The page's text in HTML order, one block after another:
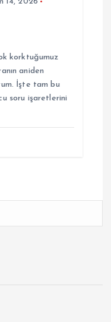
korktuğumuz
aniden
İşte tam bu
soru işaretlerini